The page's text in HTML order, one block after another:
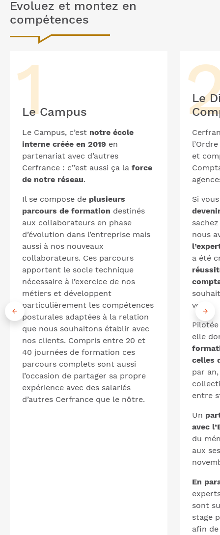
Evoluez et montez en
compétences
Le Campus
Le Campus, c’est notre école
interne créée en 2019 en
partenariat avec d’autres
Cerfrance : c’’est aussi ça la force
de notre réseau.
Il se compose de plusieurs
parcours de formation destinés
aux collaborateurs en phase
d’évolution dans l’entreprise mais
aussi à nos nouveaux
collaborateurs. Ces parcours
apportent le socle technique
nécessaire à l’exercice de nos
métiers et développent
particulièrement les compétences
posturales adaptées à la relation
que nous souhaitons établir avec
nos clients. Compris entre 20 et
40 journées de formation ces
parcours complets sont aussi
l’occasion de partager sa propre
expérience avec des salariés
d’autres Cerfrance que le nôtre.
Le
et
Si
nous
a été
voie.
elle
celles
par
entre
Un
avec
du
aux
En
sont
stage
afin